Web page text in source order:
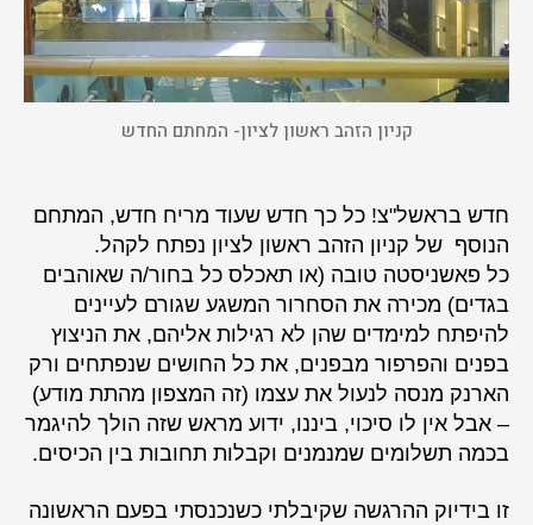
קניון הזהב ראשון לציון- המחתם החדש
חדש בראשל"צ! כל כך חדש שעוד מריח חדש, המתחם
הנוסף של קניון הזהב ראשון לציון נפתח לקהל.
כל פאשניסטה טובה (או תאכלס כל בחור/ה שאוהבים
בגדים) מכירה את הסחרור המשגע שגורם לעיינים
להיפתח למימדים שהן לא רגילות אליהם, את הניצוץ
בפנים והפרפור מבפנים, את כל החושים שנפתחים ורק
הארנק מנסה לנעול את עצמו (זה המצפון מהתת מודע)
– אבל אין לו סיכוי, ביננו, ידוע מראש שזה הולך להיגמר
בכמה תשלומים שמנמנים וקבלות תחובות בין הכיסים.
זו בידיוק ההרגשה שקיבלתי כשנכנסתי בפעם הראשונה